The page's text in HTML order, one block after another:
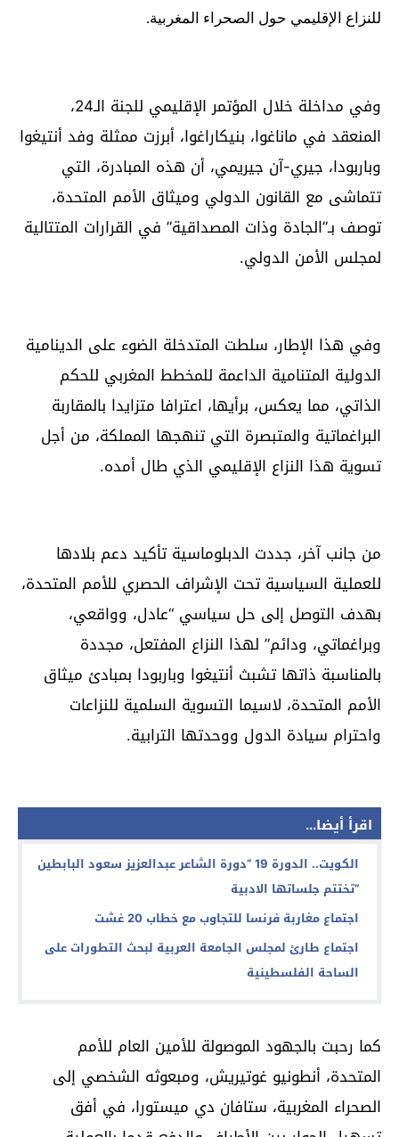
للنزاع الإقليمي حول الصحراء المغربية.
وفي مداخلة خلال المؤتمر الإقليمي للجنة الـ24،
المنعقد في ماناغوا، بنيكاراغوا، أبرزت ممثلة وفد أنتيغوا
وباربودا، جيري-آن جيريمي، أن هذه المبادرة، التي
تتماشى مع القانون الدولي وميثاق الأمم المتحدة،
توصف بـ”الجادة وذات المصداقية” في القرارات المتتالية
لمجلس الأمن الدولي.
وفي هذا الإطار، سلطت المتدخلة الضوء على الدينامية
الدولية المتنامية الداعمة للمخطط المغربي للحكم
الذاتي، مما يعكس، برأيها، اعترافا متزايدا بالمقاربة
البراغماتية والمتبصرة التي تنهجها المملكة، من أجل
تسوية هذا النزاع الإقليمي الذي طال أمده.
من جانب آخر، جددت الدبلوماسية تأكيد دعم بلادها
للعملية السياسية تحت الإشراف الحصري للأمم المتحدة،
بهدف التوصل إلى حل سياسي “عادل، وواقعي،
وبراغماتي، ودائم” لهذا النزاع المفتعل، مجددة
بالمناسبة ذاتها تشبث أنتيغوا وباربودا بمبادئ ميثاق
الأمم المتحدة، لاسيما التسوية السلمية للنزاعات
واحترام سيادة الدول ووحدتها الترابية.
اقرأ أيضا...
الكويت.. الدورة 19 “دورة الشاعر عبدالعزيز سعود البابطين
“تختتم جلساتها الادبية
اجتماع مغاربة فرنسا للتجاوب مع خطاب 20 غشت
اجتماع طارئ لمجلس الجامعة العربية لبحث التطورات على
الساحة الفلسطينية
كما رحبت بالجهود الموصولة للأمين العام للأمم
المتحدة، أنطونيو غوتيريش، ومبعوثه الشخصي إلى
الصحراء المغربية، ستافان دي ميستورا، في أفق